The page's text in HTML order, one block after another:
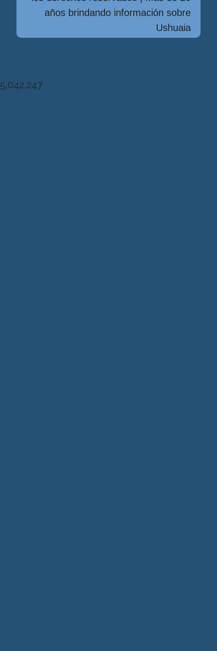
años brindando información sobre
Ushuaia
5,042,247